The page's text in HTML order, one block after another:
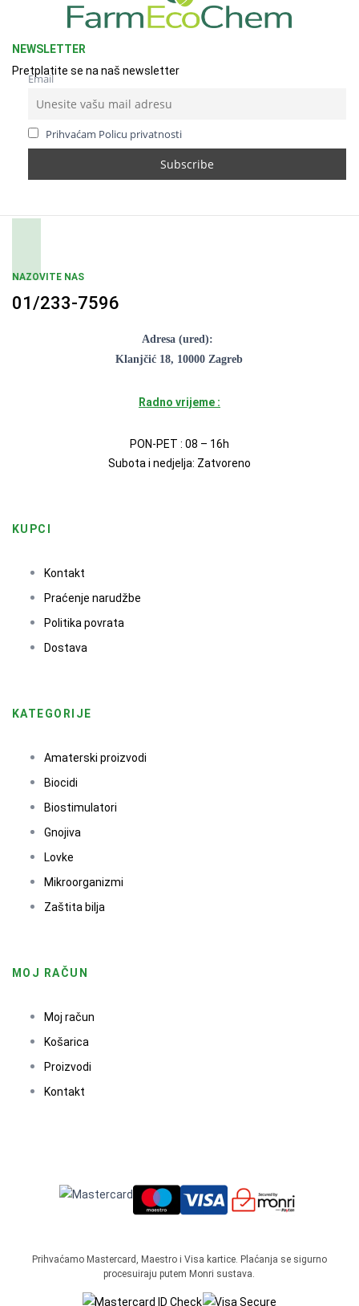
NEWSLETTER
Pretplatite se na naš newsletter
Email
Prihvaćam Policu privatnosti
NAZOVITE NAS
01/233-7596
Adresa (ured):
Klanjčić 18, 10000 Zagreb
Radno vrijeme :
PON-PET : 08 – 16h
Subota i nedjelja: Zatvoreno
KUPCI
Kontakt
Praćenje narudžbe
Politika povrata
Dostava
KATEGORIJE
Amaterski proizvodi
Biocidi
Biostimulatori
Gnojiva
Lovke
Mikroorganizmi
Zaštita bilja
MOJ RAČUN
Moj račun
Košarica
Proizvodi
Kontakt
Prihvaćamo Mastercard, Maestro i Visa kartice. Plaćanja se sigurno
procesuiraju putem Monri sustava.